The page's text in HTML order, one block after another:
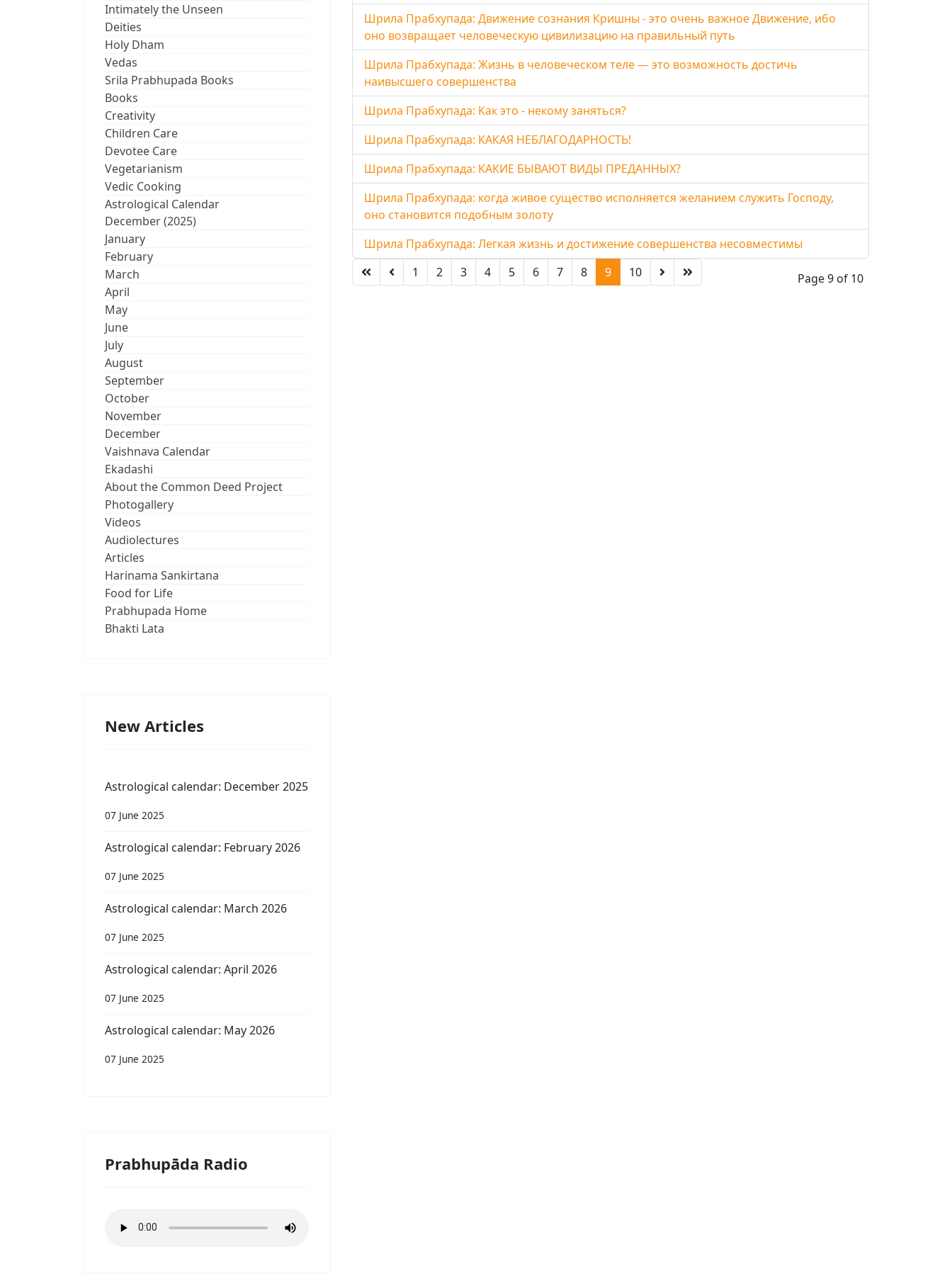
Intimately the Unseen
Deities
Holy Dham
Vedas
Srila Prabhupada Books
Books
Creativity
Children Care
Devotee Care
Vegetarianism
Vedic Cooking
Astrological Calendar
December (2025)
January
February
March
April
May
June
July
August
September
October
November
December
Vaishnava Calendar
Ekadashi
About the Common Deed Project
Photogallery
Videos
Audiolectures
Articles
Harinama Sankirtana
Food for Life
Prabhupada Home
Bhakti Lata
New Articles
Astrological calendar: December 2025
07 June 2025
Astrological calendar: February 2026
07 June 2025
Astrological calendar: March 2026
07 June 2025
Astrological calendar: April 2026
07 June 2025
Astrological calendar: May 2026
07 June 2025
Prabhupāda Radio
Шрила Прабхупада: Движение сознания Кришны - это очень важное Движение, ибо
оно возвращает человеческую цивилизацию на правильный путь
Шрила Прабхупада: Жизнь в человеческом теле — это возможность достичь
наивысшего совершенства
Шрила Прабхупада: Как это - некому заняться?
Шрила Прабхупада: КАКАЯ НЕБЛАГОДАРНОСТЬ!
Шрила Прабхупада: КАКИЕ БЫВАЮТ ВИДЫ ПРЕДАННЫХ?
Шрила Прабхупада: когда живое существо исполняется желанием служить Господу,
оно становится подобным золоту
Шрила Прабхупада: Легкая жизнь и достижение совершенства несовместимы
Page 9 of 10
1 2 3 4 5 6 7 8 9 10